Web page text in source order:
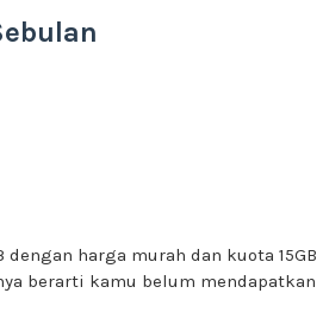
harga murah dan kuota 15GB
berarti kamu belum mendapatkan